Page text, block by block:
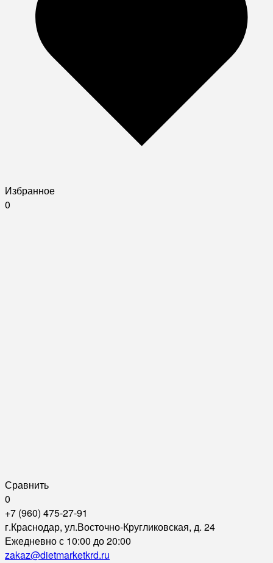
Избранное
0
Сравнить
0
+7 (960) 475-27-91
г.Краснодар, ул.Восточно-Кругликовская, д. 24
Ежедневно с 10:00 до 20:00
zakaz@dietmarketkrd.ru